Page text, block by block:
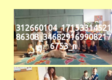
312660104_17153314521
86308_346829169908217
6753_n